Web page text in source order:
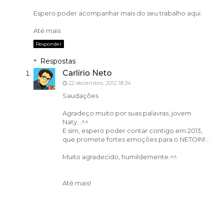
Espero poder acompanhar mais do seu trabalho aqui.
Até mais
Responder
Respostas
Carlírio Neto
22 dezembro, 2012 18:34
Saudações
Agradeço muito por suas palavras, jovem
Naty...^^
E sim, espero poder contar contigo em 2013,
que promete fortes emoções para o NETOIN!...
Muito agradecido, humildemente.^^
Até mais!